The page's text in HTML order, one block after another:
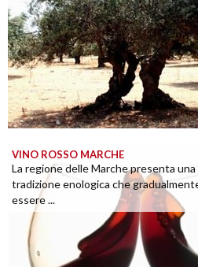
VINO ROSSO MARCHE
La regione delle Marche presenta una
tradizione enologica che
essere ...